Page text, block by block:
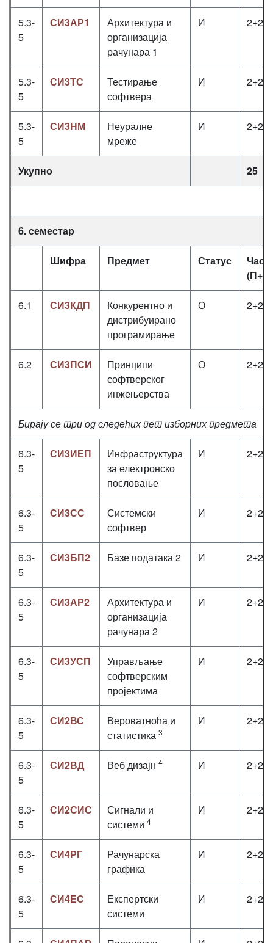
5.3-
5
СИ3АР1
Архитектура и
организација
рачунара 1
И
5.3-
5
СИ3ТС
Тестирање
софтвера
И
5.3-
5
СИ3НМ
Неуралне
мреже
И
Укупно 25
6. семестар
Шифра Предмет Статус
6.1 СИ3КДП
Конкурентно и
дистрибуирано
програмирање
О
6.2 СИ3ПСИ
Принципи
софтверског
инжењерства
О
Бирају се три од следећих пет изборних предмета
6.3-
5
СИ3ИЕП
Инфраструктура
за електронско
пословање
И
6.3-
5
СИ3СС
Системски
софтвер
И
6.3-
5
СИ3БП2 Базе података 2 И
6.3-
5
СИ3АР2
Архитектура и
организација
рачунара 2
И
6.3-
5
СИ3УСП
Управљање
софтверским
пројектима
И
6.3-
5
СИ2ВС
Вероватноћа и
статистика 3
И
6.3-
5
СИ2ВД Веб дизајн 4 И
6.3-
5
СИ2СИС
Сигнали и
системи 4
И
6.3-
5
СИ4РГ
Рачунарска
графика
И
6.3-
5
СИ4ЕС
Експертски
системи
И